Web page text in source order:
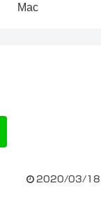
Mac
2020/03/18